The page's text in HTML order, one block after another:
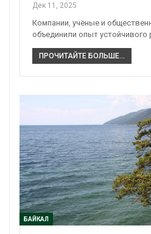
Дек 11, 2025
Компании, учёные и
объединили опыт устойчивого
ПРОЧИТАЙТЕ БОЛЬШЕ...
БАЙКАЛ